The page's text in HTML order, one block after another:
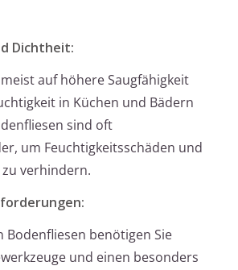
Dichtheit:
auf höhere Saugfähigkeit
in Küchen und Bädern
sind oft
um Feuchtigkeitsschäden und
verhindern.
Bodenfliesen benötigen Sie
und einen besonders